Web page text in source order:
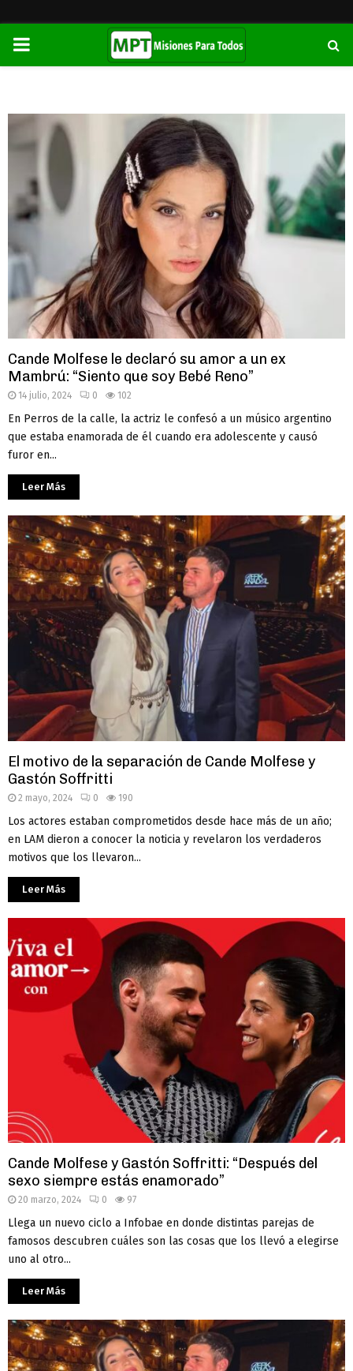
PRIMARY
Cande Molfese le declaró su amor a un ex
Mambrú: “Siento que soy Bebé Reno”
14 julio, 2024 0 102
En Perros de la calle, la actriz le confesó a un músico argentino
que estaba enamorada de él cuando era adolescente y causó
furor en...
Leer Más
El motivo de la separación de Cande Molfese y
Gastón Soffritti
2 mayo, 2024 0 190
Los actores estaban comprometidos desde hace más de un año;
en LAM dieron a conocer la noticia y revelaron los verdaderos
motivos que los llevaron...
Leer Más
Cande Molfese y Gastón Soffritti: “Después del
sexo siempre estás enamorado”
20 marzo, 2024 0 97
Llega un nuevo ciclo a Infobae en donde distintas parejas de
famosos descubren cuáles son las cosas que los llevó a elegirse
uno al otro...
Leer Más